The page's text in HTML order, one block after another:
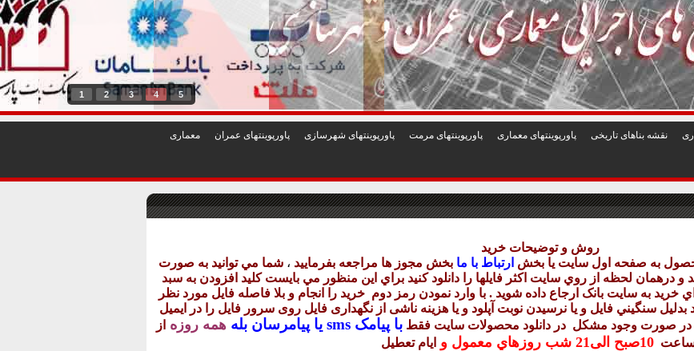
1 2 3 4 5
نقشه بناهای تاريخی پاورپوينتهای معماری پاورپوينتهای مرمت پاورپوينتهای شهرسازی پاورپوينتهای عمران معماری
روش و توضيحات خريد
به صفحه اول سايت يا بخش ارتباط با ما بخش مجوز ها مراجعه بفرماييد ، شما مي توانيد به صورت
درهمان لحظه از روي سايت اکثر فايلها را دانلود کنيد براي اين منظور مي بايست کليد افزودن به سبد
خريد به سايت بانک ارجاع داده شويد . با وارد نمودن رمز دوم خريد را انجام و بلا فاصله فايل مورد نظر
بدليل سنگيني فايل و يا نرسيدن نوبت آپلود و يا هزينه ناشی از نگهداری فايل روی سرور فايل را در ايميل
در صورت وجود مشکل در دانلود محصولات سايت فقط با پيامک sms يا پيامرسان بله همه روزه از
10صبح الی21 شب روزهاي معمول و ايام تعطيل